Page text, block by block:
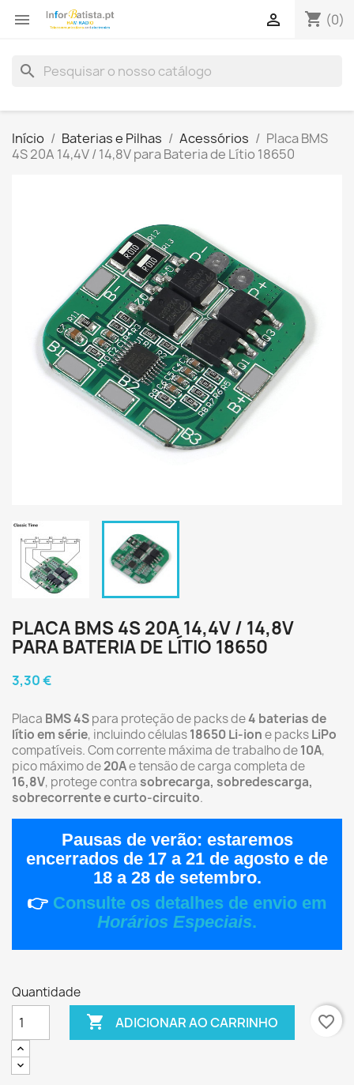
 shopping_cart (0)

search
Início Baterias e Pilhas Acessórios
Placa BMS
4S 20A 14,4V / 14,8V para Bateria de Lítio 18650
PLACA BMS 4S 20A 14,4V / 14,8V
PARA BATERIA DE LÍTIO 18650
3,30 €
Placa BMS 4Spara proteção de packs de4 baterias de
lítio em série, incluindo células18650 Li-ione packsLiPo
compatíveis. Com corrente máxima de trabalho de10A,
pico máximo de20Ae tensão de carga completa de
16,8V, protege contrasobrecarga, sobredescarga,
sobrecorrente e curto-circuito.
Pausas de verão: estaremos
encerrados de 17 a 21 de agosto e de
18 a 28 de setembro.
👉 Consulte os detalhes de envio em
Horários Especiais.
Quantidade
 ADICIONAR AO CARRINHO favorite_border